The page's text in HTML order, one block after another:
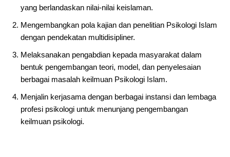
yang berlandaskan nilai-nilai keislaman.
Mengembangkan pola kajian dan penelitian Psikologi Islam
dengan pendekatan multidisipliner.
Melaksanakan pengabdian kepada masyarakat dalam
bentuk pengembangan teori, model, dan penyelesaian
berbagai masalah keilmuan Psikologi Islam.
Menjalin kerjasama dengan berbagai instansi dan lembaga
profesi psikologi untuk menunjang pengembangan
keilmuan psikologi.